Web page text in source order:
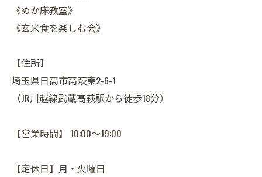
《ぬか床教室》
《玄米食を楽しむ会》
【住所】
埼玉県日高市高萩東2-6-1
（JR川越線武蔵高萩駅から徒歩18分）
【営業時間】 10:00～19:00
【定休日】月・火曜日